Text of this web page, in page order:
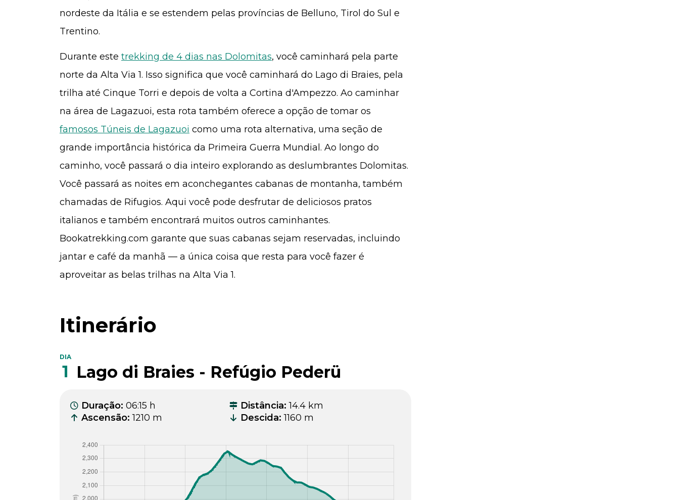
nordeste da Itália e se estendem pelas províncias de Belluno, Tirol do Sul e
Trentino.
Durante este trekking de 4 dias nas Dolomitas, você caminhará pela parte
norte da Alta Via 1. Isso significa que você caminhará do Lago di Braies, pela
trilha até Cinque Torri e depois de volta a Cortina d'Ampezzo. Ao caminhar
na área de Lagazuoi, esta rota também oferece a opção de tomar os
famosos Túneis de Lagazuoi como uma rota alternativa, uma seção de
grande importância histórica da Primeira Guerra Mundial. Ao longo do
caminho, você passará o dia inteiro explorando as deslumbrantes Dolomitas.
Você passará as noites em aconchegantes cabanas de montanha, também
chamadas de Rifugios. Aqui você pode desfrutar de deliciosos pratos
italianos e também encontrará muitos outros caminhantes.
Bookatrekking.com garante que suas cabanas sejam reservadas, incluindo
jantar e café da manhã — a única coisa que resta para você fazer é
aproveitar as belas trilhas na Alta Via 1.
Itinerário
DIA
1 Lago di Braies - Refúgio Pederü
Duração: 06:15 h Distância: 14.4 km
Ascensão: 1210 m Descida: 1160 m